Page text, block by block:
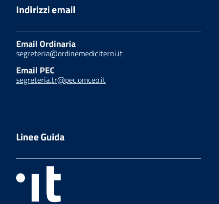
Indirizzi email
Email Ordinaria
segreteria@ordinemediciterni.it
Email PEC
segreteria.tr@pec.omceo.it
Linee Guida